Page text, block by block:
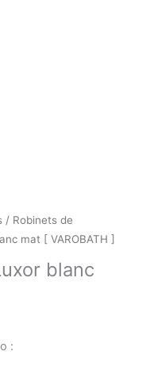
/ Robinets de
mat [ VAROBATH ]
blanc
: